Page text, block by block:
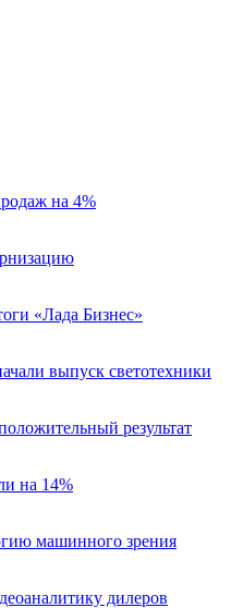
на 4%
«Лада Бизнес»
выпуск светотехники
результат
на 14%
машинного зрения
дилеров